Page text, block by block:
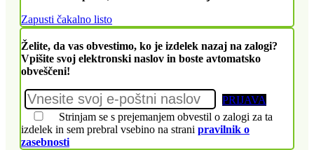
Zapusti čakalno listo
Želite, da vas obvestimo, ko je izdelek nazaj na zalogi?
Vpišite svoj elektronski naslov in boste avtomatsko
obveščeni!
PRIJAVA
Strinjam se s prejemanjem obvestil o zalogi za ta
izdelek in sem prebral vsebino na strani pravilnik o
zasebnosti